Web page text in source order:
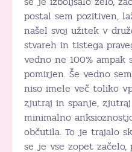
postal sem pozitiven,
našel svoj užitek v
stvareh in tistega
vedno ne 100% ampak
pomirjen. Še vedno
niso imele več toliko
zjutraj in spanje,
minimalno
občutila. To je trajalo
se je vse zopet